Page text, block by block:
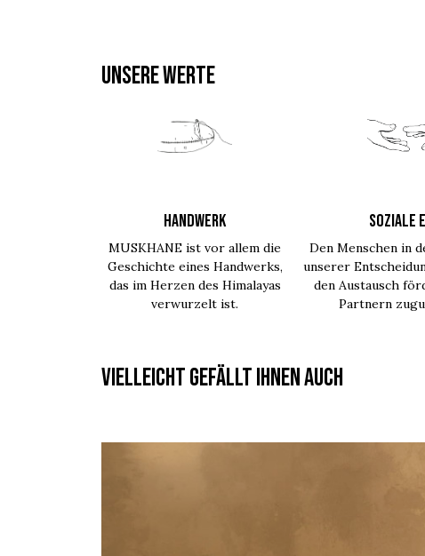
UNSERE WERTE
HANDWERK
MUSKHANE ist vor allem die
Geschichte eines Handwerks,
das im Herzen des Himalayas
verwurzelt ist.
SOZIALE
Den Menschen in
unserer
den Austausch
Partnern
Vielleicht gefällt Ihnen auch